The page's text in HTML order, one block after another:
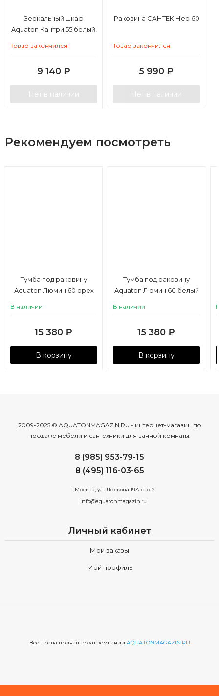
Зеркальный шкаф
Aquaton Кантри 55 белый,
Товар закончился
9 140 ₽
Нет в наличии
Раковина САНТЕК Нео 60
Товар закончился
5 990 ₽
Нет в наличии
Рекомендуем посмотреть
Тумба под раковину
Aquaton Люмин 60 орех
В наличии
15 380 ₽
В корзину
Тумба под раковину
Aquaton Люмин 60 белый
В наличии
15 380 ₽
В корзину
2009-2025 © AQUATONMAGAZIN.RU - интернет-магазин по
продаже мебели и сантехники для ванной комнаты.
8 (985) 953-79-15
8 (495) 116-03-65
г.Москва, ул. Лескова 19А стр. 2
info@aquatonmagazin.ru
Личный кабинет
Мои заказы
Мой профиль
Все права принадлежат компании AQUATONMAGAZIN.RU